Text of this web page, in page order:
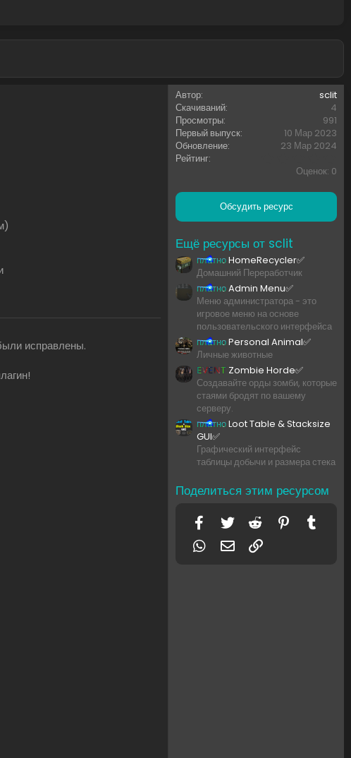
исправлены.
Автор
sclit
Скачиваний
4
Просмотры
991
Первый выпуск
10 Мар 2023
Обновление
23 Мар 2024
Рейтинг
з
ё
Оценок: 0
Обсудить ресурс
Ещё ресурсы от sclit
платноHomeRecycler✅
Домашний Переработчик
платноAdmin Menu✅
Меню администратора - это
игровое меню на основе
пользовательского интерфейса
платноPersonal Animal✅
Личные животные
EVENT Zombie Horde✅
Создавайте орды зомби, которые
стаями бродят по вашему
серверу.
платноLoot Table & Stacksize
GUI✅
Графический интерфейс
таблицы добычи и размера стека
Поделиться этим ресурсом
Facebook
Twitter Reddit Pinterest
WhatsAppЭлектронная почта